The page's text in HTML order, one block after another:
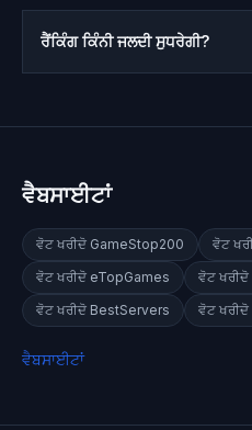
ਰੈਂਕਿੰਗ ਕਿੰਨੀ ਜਲਦੀ ਸੁਧਰੇਗੀ?
ਵੈਬਸਾਈਟਾਂ
ਵੋਟ ਖਰੀਦੋ GameStop200 ਵੋਟ
ਵੋਟ ਖਰੀਦੋ eTopGames ਵੋਟ ਖਰੀਦੋ
ਵੋਟ ਖਰੀਦੋ BestServers ਵੋਟ ਖਰੀਦੋ
ਵੈਬਸਾਈਟਾਂ